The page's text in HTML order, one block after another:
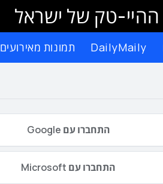
ההיי-טק של ישראל
DailyMaily תמונות מאירועים
התחברו עם Google
התחברו עם Microsoft